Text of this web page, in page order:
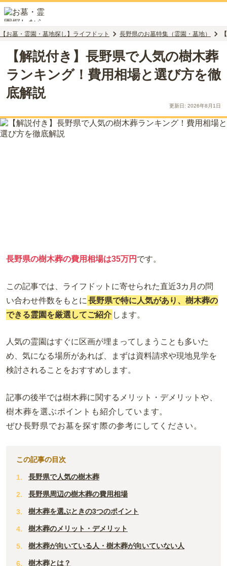
【お墓・霊園・墓地探し】ライフドット 長野県のお墓特集（霊園・墓地）
【解説付き】長野県で人気の樹木葬
ランキング！費用相場と選び方を徹
底解説
更新日: 2026年8月1日
長野県の樹木葬の費用相場は35万円 です。
この記事では、 ライフドットに寄せられた直近3カ月の問
い合わせ件数をもとに 長野県で特に人気があり、樹木葬の
できる霊園を厳選してご紹介 します。
人気の霊園はすぐに区画が埋まってしまうことも多いた
め、気になる場所があれば、まずは資料請求や現地見学を
検討されることをおすすめします。
記事の後半では樹木葬に関するメリット・デメリット や、
樹木葬を選ぶポイントも紹介しています。
ぜひ長野県でお墓を探す際の参考にしてください。
この記事の目次
長野県で人気の樹木葬
長野県周辺の樹木葬の費用相場
樹木葬を選ぶときの3つのポイント
樹木葬のメリット・デメリット
樹木葬が向いている人・樹木葬が向いていない人
樹木葬とは？